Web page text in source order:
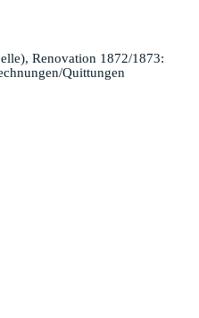
Renovation 1872/1873:
Quittungen